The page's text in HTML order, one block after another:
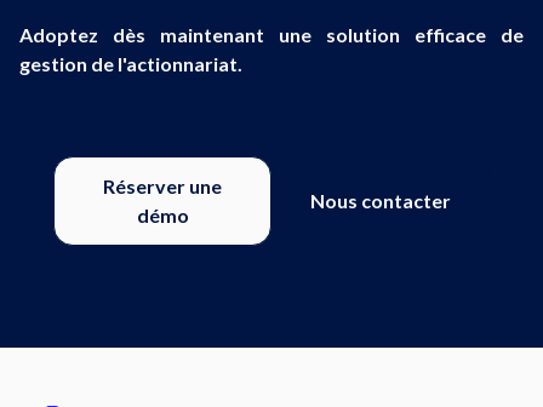
Adoptez dès maintenant une solution efficace de
gestion de l'actionnariat.
Réserver une
démo
Nous contacter